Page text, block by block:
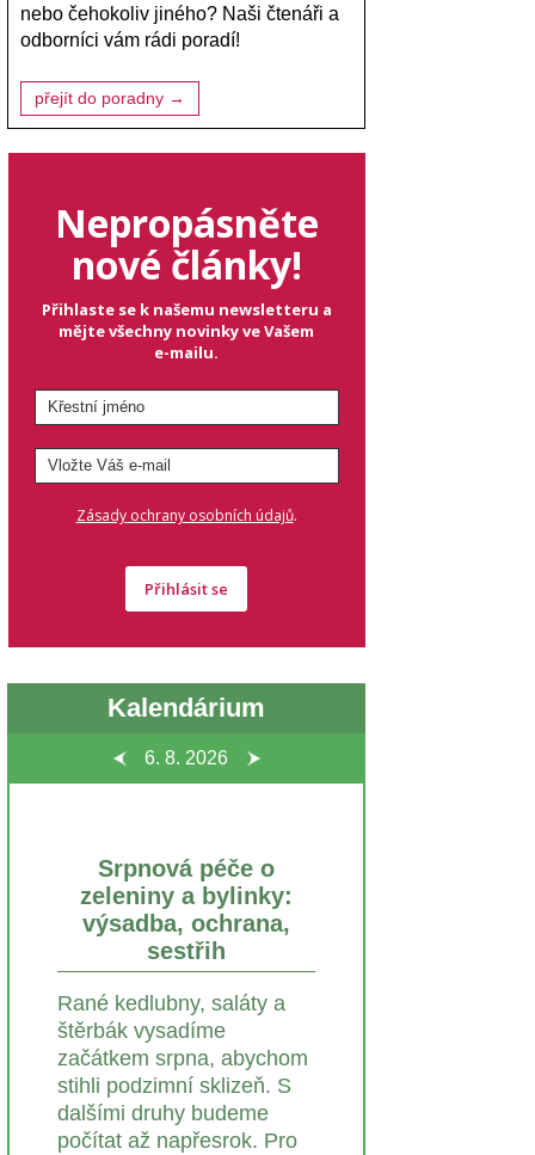
nebo čehokoliv jiného? Naši čtenáři a
odborníci vám rádi poradí!
přejít do poradny →
Nepropásněte
nové články!
Přihlaste se k našemu newsletteru a
mějte všechny novinky ve Vašem
e-mailu.
Zásady ochrany osobních údajů.
Přihlásit se
Kalendárium
6. 8. 2026
Srpnová péče o
zeleniny a bylinky:
výsadba, ochrana,
sestřih
Rané kedlubny, saláty a
štěrbák vysadíme
začátkem srpna, abychom
stihli podzimní sklizeň. S
dalšími druhy budeme
počítat až napřesrok. Pro